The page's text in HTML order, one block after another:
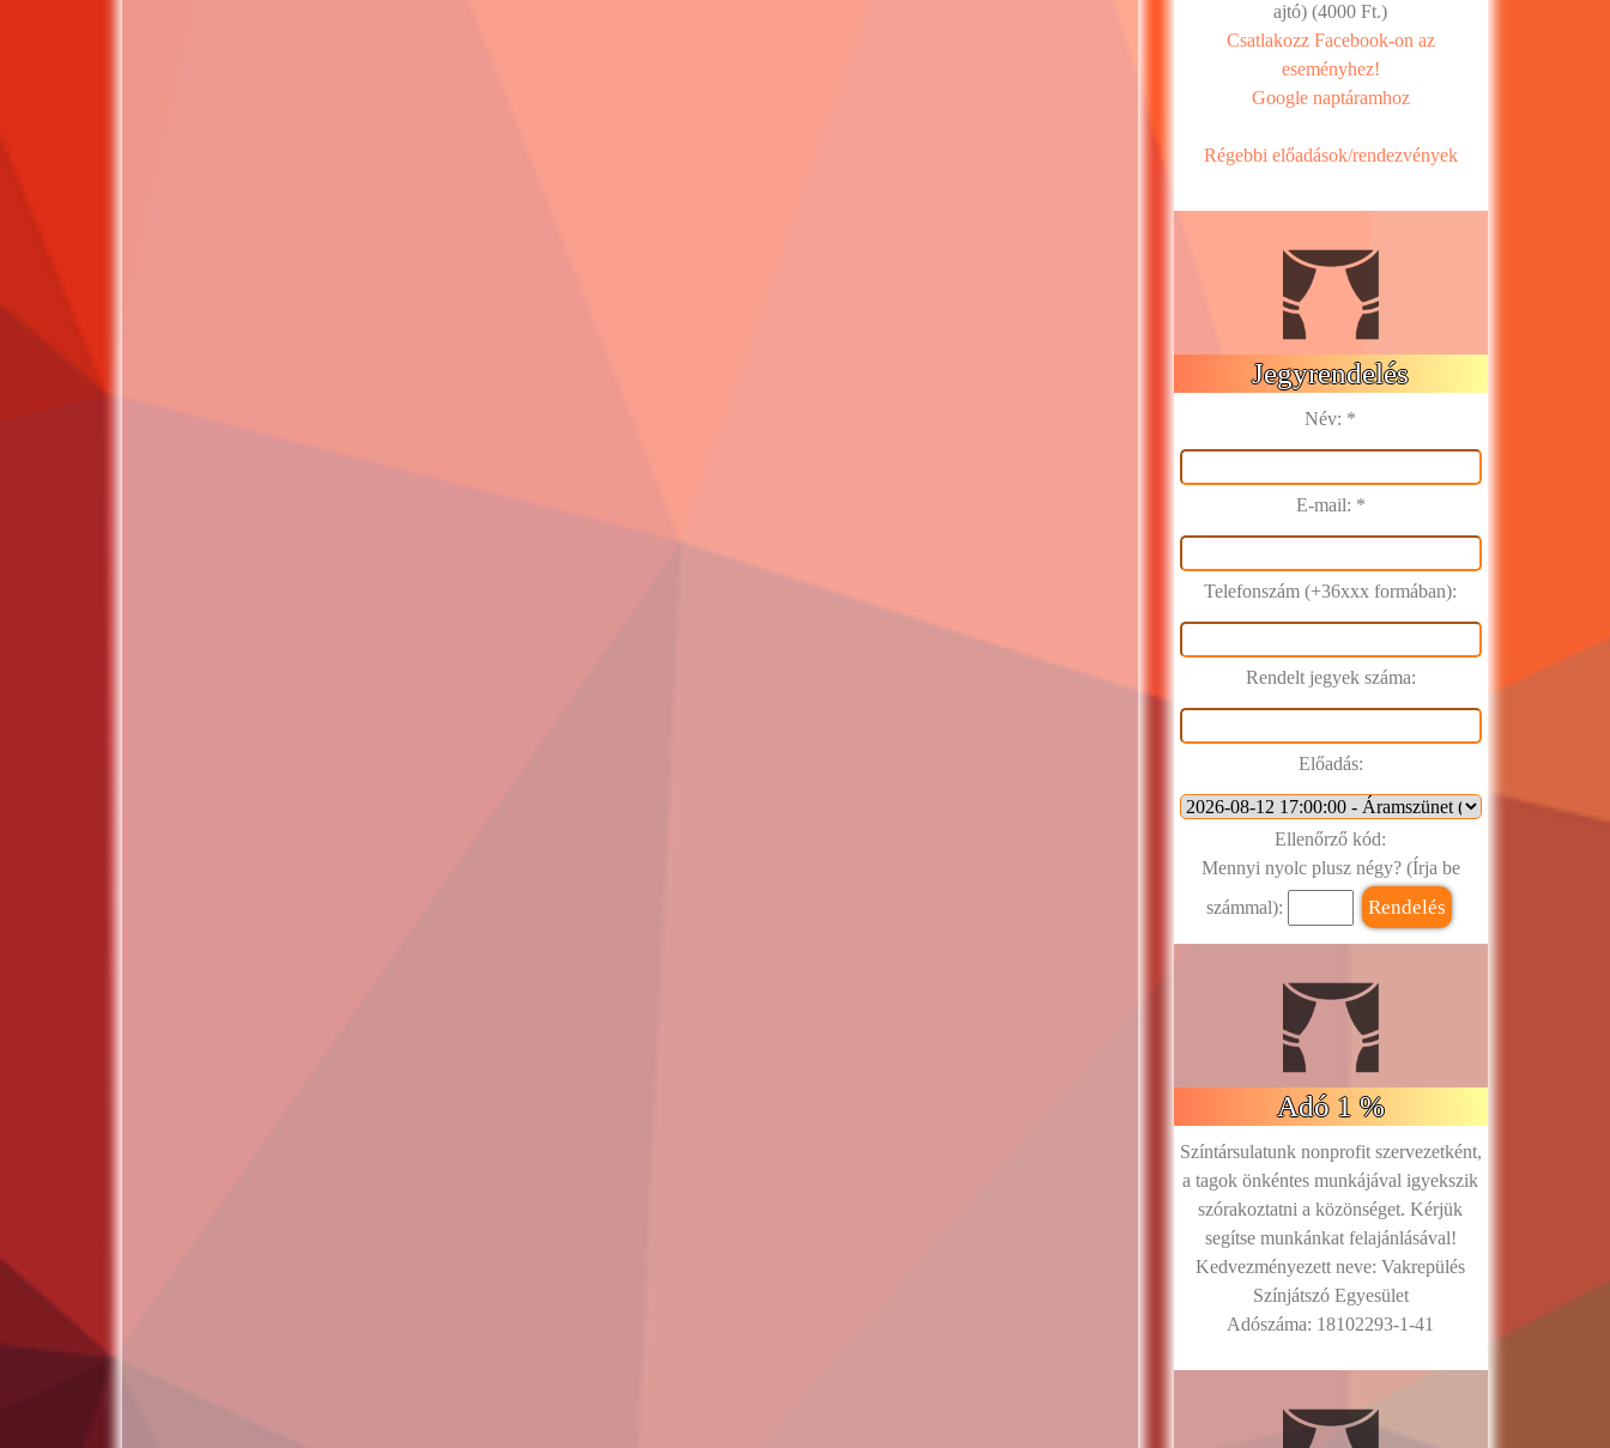
ajtó) (4000 Ft.)
Csatlakozz Facebook-on az
eseményhez!
Google naptáramhoz
Régebbi előadások/rendezvények
Jegyrendelés
Név: *
E-mail: *
Telefonszám (+36xxx formában):
Rendelt jegyek száma:
Előadás:
Ellenőrző kód:
Mennyi nyolc plusz négy? (Írja be
számmal):
Adó 1 %
Színtársulatunk nonprofit szervezetként,
a tagok önkéntes munkájával igyekszik
szórakoztatni a közönséget. Kérjük
segítse munkánkat felajánlásával!
Kedvezményezett neve: Vakrepülés
Színjátszó Egyesület
Adószáma: 18102293-1-41